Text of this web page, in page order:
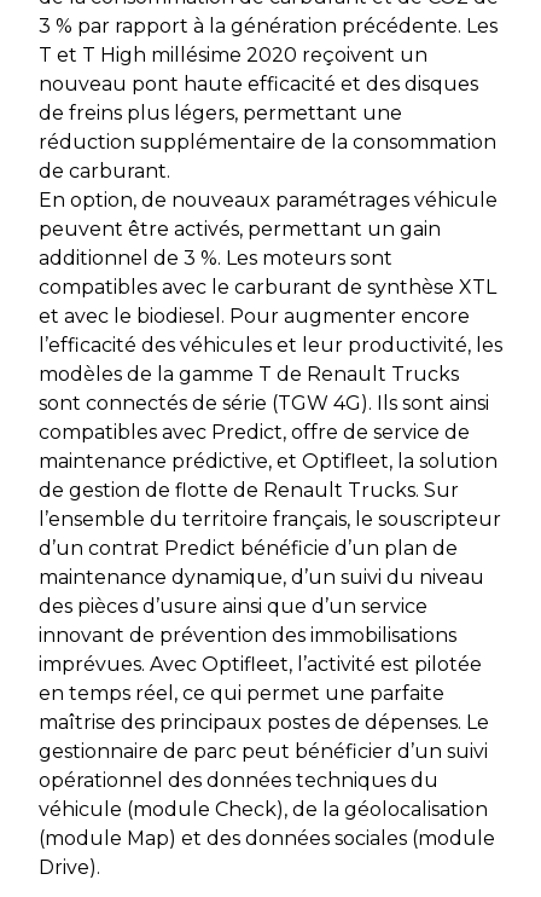
3 % par rapport à la génération précédente. Les
T et T High millésime 2020 reçoivent un
nouveau pont haute efficacité et des disques
de freins plus légers, permettant une
réduction supplémentaire de la consommation
de carburant.
En option, de nouveaux paramétrages véhicule
peuvent être activés, permettant un gain
additionnel de 3 %. Les moteurs sont
compatibles avec le carburant de synthèse XTL
et avec le biodiesel. Pour augmenter encore
l’efficacité des véhicules et leur productivité, les
modèles de la gamme T de Renault Trucks
sont connectés de série (TGW 4G). Ils sont ainsi
compatibles avec Predict, offre de service de
maintenance prédictive, et Optifleet, la solution
de gestion de flotte de Renault Trucks. Sur
l’ensemble du territoire français, le souscripteur
d’un contrat Predict bénéficie d’un plan de
maintenance dynamique, d’un suivi du niveau
des pièces d’usure ainsi que d’un service
innovant de prévention des immobilisations
imprévues. Avec Optifleet, l’activité est pilotée
en temps réel, ce qui permet une parfaite
maîtrise des principaux postes de dépenses. Le
gestionnaire de parc peut bénéficier d’un suivi
opérationnel des données techniques du
véhicule (module Check), de la géolocalisation
(module Map) et des données sociales (module
Drive).